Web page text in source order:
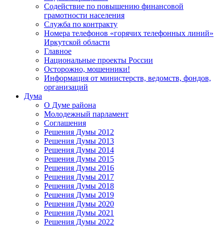
Содействие по повышению финансовой
грамотности населения
Служба по контракту
Номера телефонов «горячих телефонных линий»
Иркутской области
Главное
Национальные проекты России
Осторожно, мошенники!
Информация от министерств, ведомств, фондов,
организаций
Дума
О Думе района
Молодежный парламент
Соглашения
Решения Думы 2012
Решения Думы 2013
Решения Думы 2014
Решения Думы 2015
Решения Думы 2016
Решения Думы 2017
Решения Думы 2018
Решения Думы 2019
Решения Думы 2020
Решения Думы 2021
Решения Думы 2022